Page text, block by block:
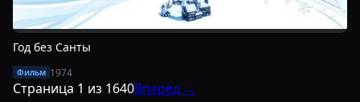
Год без Санты
Фильм 1974
Страница 1 из 1640Вперёд →